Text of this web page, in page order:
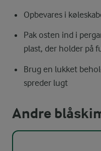
Opbevares i
Pak osten ind i
plast, der holder på
Brug en lukket
spreder lugt
Andre